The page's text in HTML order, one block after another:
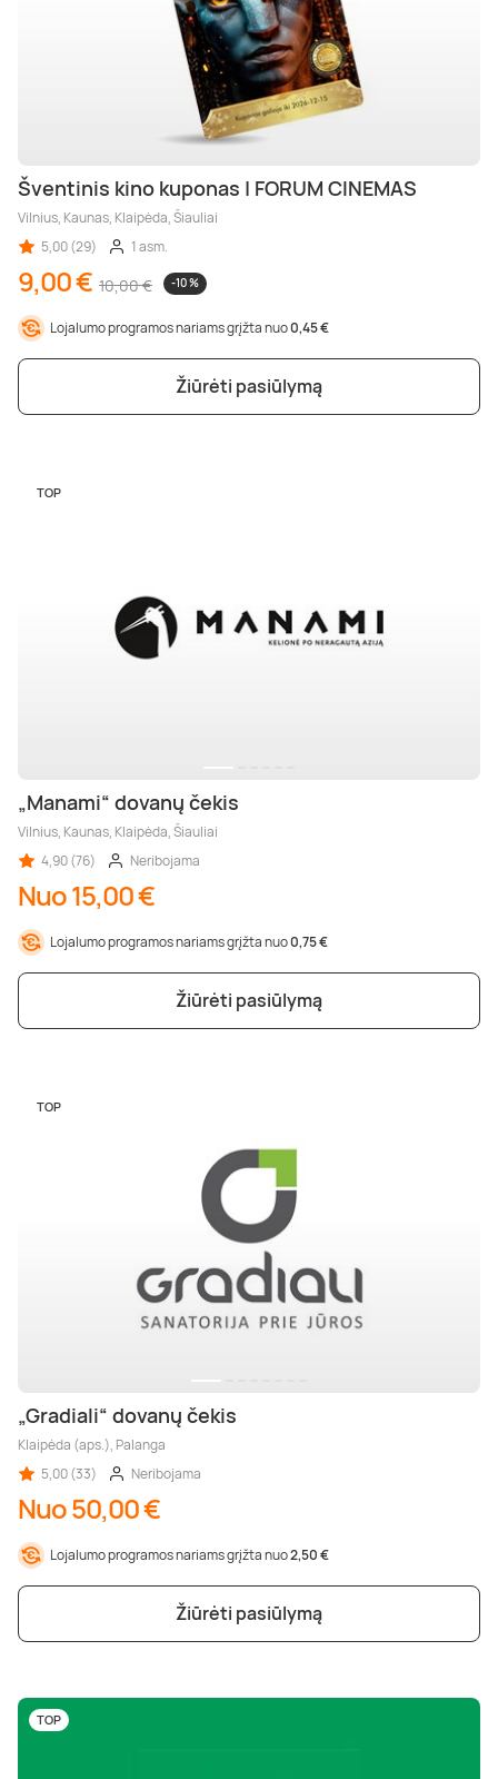
Šventinis kino kuponas | FORUM CINEMAS
Vilnius, Kaunas, Klaipėda, Šiauliai
5,00 (29)
1 asm.
9,00 € 10,00 € -10 %
Lojalumo programos nariams grįžta nuo0,45 €
Žiūrėti pasiūlymą
TOP
„Manami“ dovanų čekis
Vilnius, Kaunas, Klaipėda, Šiauliai
4,90 (76)
Neribojama
Nuo 15,00 €
Lojalumo programos nariams grįžta nuo0,75 €
Žiūrėti pasiūlymą
TOP
„Gradiali“ dovanų čekis
Klaipėda (aps.), Palanga
5,00 (33)
Neribojama
Nuo 50,00 €
Lojalumo programos nariams grįžta nuo2,50 €
Žiūrėti pasiūlymą
TOP